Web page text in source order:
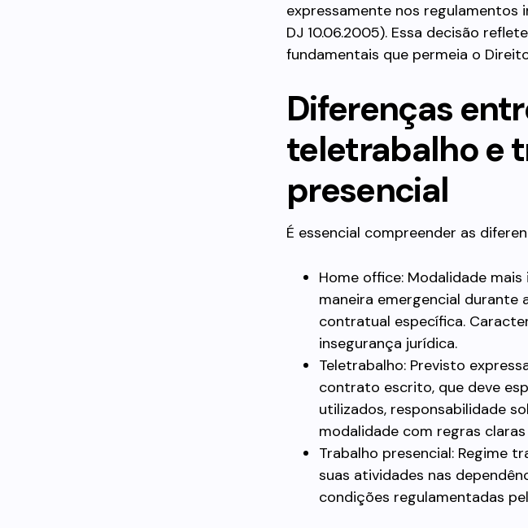
expressamente nos regulamentos
DJ 10.06.2005). Essa decisão
fundamentais que permeia o
Diferenças
teletrabalho e
presencial
É essencial compreender as
Home office: Modalidade
maneira emergencial durante
contratual específica.
insegurança jurídica.
Teletrabalho: Previsto
contrato escrito, que deve
utilizados, responsabilidade
modalidade com regras
Trabalho presencial: Regime
suas atividades nas
condições regulamentadas